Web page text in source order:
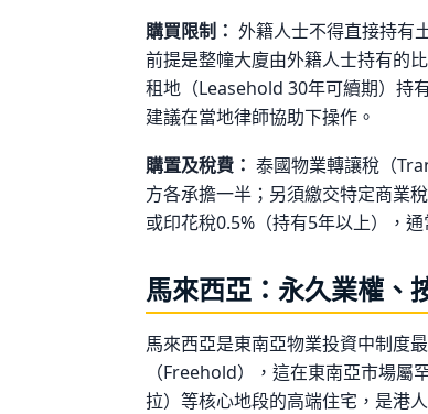
購買限制： 外籍人士不得直接持有
前提是整幢大廈由外籍人士持有的
租地（Leasehold 30年可續期）持
建議在當地律師協助下操作。
購置及稅費： 泰國物業轉讓稅（
方各承擔一半；另須繳交特定商業
或印花稅0.5%（持有5年以上），通
馬來西亞：永久業權、
馬來西亞是東南亞物業投資中制度
（Freehold），這在東南亞市場屬
拉）等核心地段的高端住宅，是港